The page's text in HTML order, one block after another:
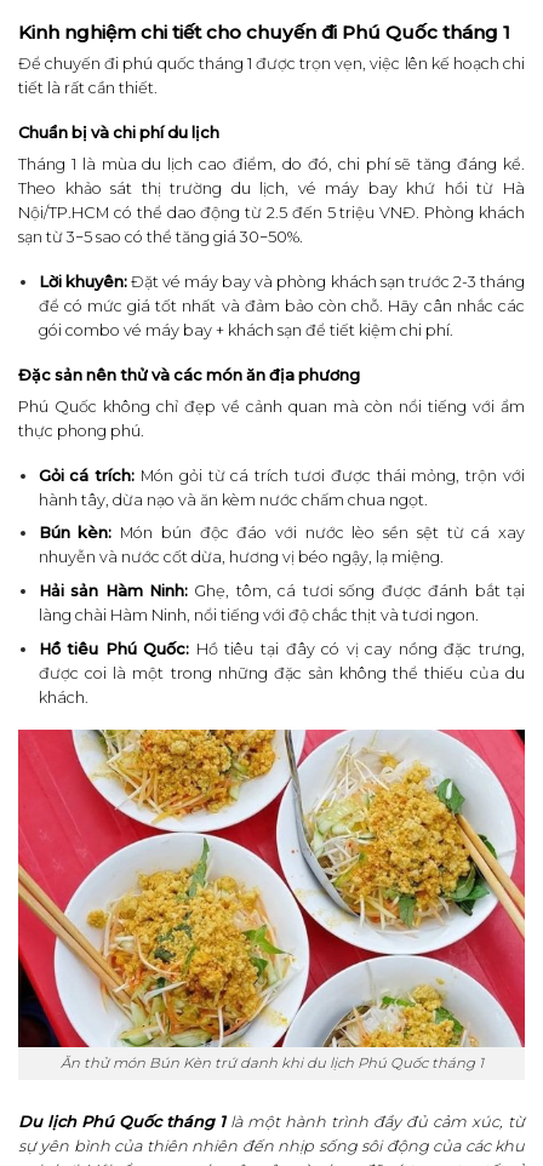
Kinh nghiệm chi tiết cho chuyến đi Phú Quốc tháng 1
Để chuyến đi phú quốc tháng 1 được trọn vẹn, việc lên kế hoạch chi
tiết là rất cần thiết.
Chuẩn bị và chi phí du lịch
Tháng 1 là mùa du lịch cao điểm, do đó, chi phí sẽ tăng đáng kể.
Theo khảo sát thị trường du lịch, vé máy bay khứ hồi từ Hà
Nội/TP.HCM có thể dao động từ 2.5 đến 5 triệu VNĐ. Phòng khách
sạn từ 3−5 sao có thể tăng giá 30−50%.
Lời khuyên:Đặt vé máy bay và phòng khách sạn trước 2-3 tháng
để có mức giá tốt nhất và đảm bảo còn chỗ. Hãy cân nhắc các
gói combo vé máy bay + khách sạn để tiết kiệm chi phí.
Đặc sản nên thử và các món ăn địa phương
Phú Quốc không chỉ đẹp về cảnh quan mà còn nổi tiếng với ẩm
thực phong phú.
Gỏi cá trích: Món gỏi từ cá trích tươi được thái mỏng, trộn với
hành tây, dừa nạo và ăn kèm nước chấm chua ngọt.
Bún kèn: Món bún độc đáo với nước lèo sền sệt từ cá xay
nhuyễn và nước cốt dừa, hương vị béo ngậy, lạ miệng.
Hải sản Hàm Ninh:Ghẹ, tôm, cá tươi sống được đánh bắt tại
làng chài Hàm Ninh, nổi tiếng với độ chắc thịt và tươi ngon.
Hồ tiêu Phú Quốc: Hồ tiêu tại đây có vị cay nồng đặc trưng,
được coi là một trong những đặc sản không thể thiếu của du
khách.
Ăn thử món Bún Kèn trứ danh khi du lịch Phú Quốc tháng 1
Du lịch Phú Quốc tháng 1là một hành trình đầy đủ cảm xúc, từ
sự yên bình của thiên nhiên đến nhịp sống sôi động của các khu